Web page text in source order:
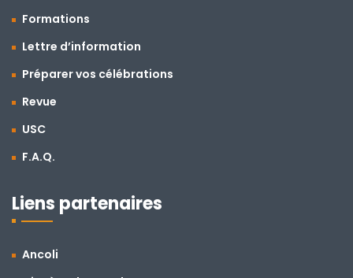
Formations
Lettre d’information
Préparer vos célébrations
Revue
USC
F.A.Q.
Liens partenaires
Ancoli